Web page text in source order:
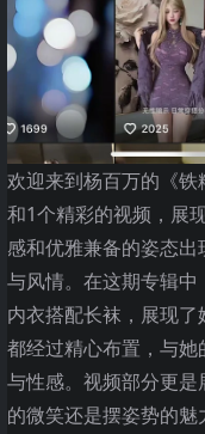
欢迎来到杨百万的《
和1个精彩的视频，展
感和优雅兼备的姿态
与风情。在这期专辑
内衣搭配长袜，展现
都经过精心布置，与
与性感。视频部分更
的微笑还是摆姿势的